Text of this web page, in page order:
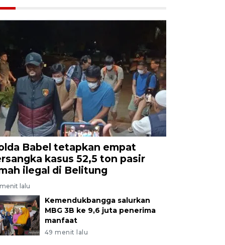
Babel tetapkan empat
kasus 52,5 ton pasir
ilegal di Belitung
lalu
Kemendukbangga salurkan
MBG 3B ke 9,6 juta penerima
manfaat
49 menit lalu